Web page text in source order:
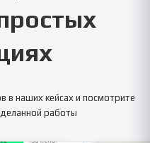
в наших кейсах и посмотрите
работы